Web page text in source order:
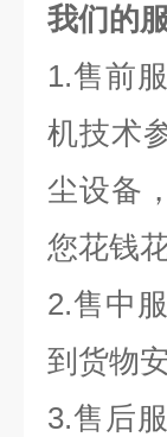
我们的
1.售前
机技术
尘设备
您花钱
2.售中
到货物
3.售后